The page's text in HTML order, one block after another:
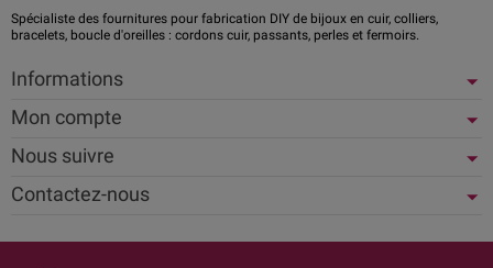
Spécialiste des fournitures pour fabrication DIY de bijoux en cuir, colliers,
bracelets, boucle d'oreilles : cordons cuir, passants, perles et fermoirs.
Informations
Mon compte
Nous suivre
Contactez-nous